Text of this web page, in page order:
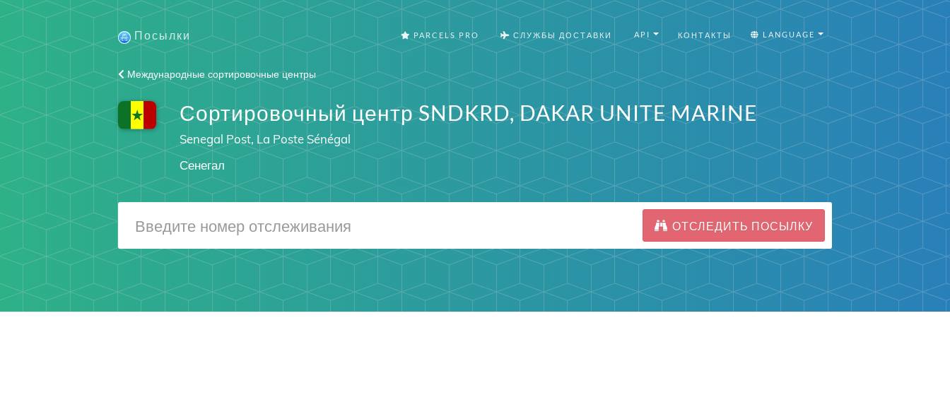
Посылки PARCELS PRO СЛУЖБЫ ДОСТАВКИ API КОНТАКТЫ LANGUAGE
Международные сортировочные центры
Сортировочный центр SNDKRD, DAKAR UNITE MARINE
Senegal Post, La Poste Sénégal
Сенегал
ОТСЛЕДИТЬ ПОСЫЛКУ